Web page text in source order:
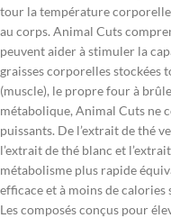
tour la température
au corps. Animal Cuts
peuvent aider à stimuler la
graisses corporelles stockées
(muscle), le propre four à
métabolique, Animal Cuts ne
puissants. De l’extrait de thé
l’extrait de thé blanc et
métabolisme plus rapide
efficace et à moins de
Les composés conçus pour